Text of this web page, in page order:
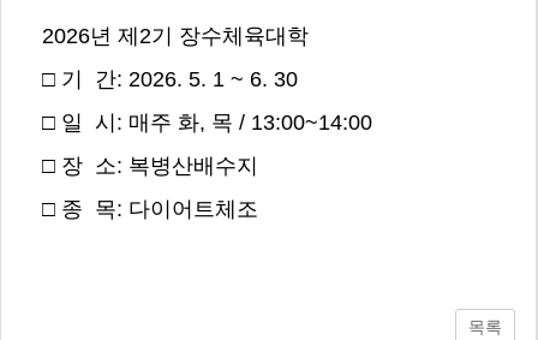
2026년 제2기 장수체육대학
□ 기 간: 2026. 5. 1 ~ 6. 30
□ 일 시: 매주 화, 목 / 13:00~14:00
□ 장 소: 복병산배수지
□ 종 목: 다이어트체조
목록